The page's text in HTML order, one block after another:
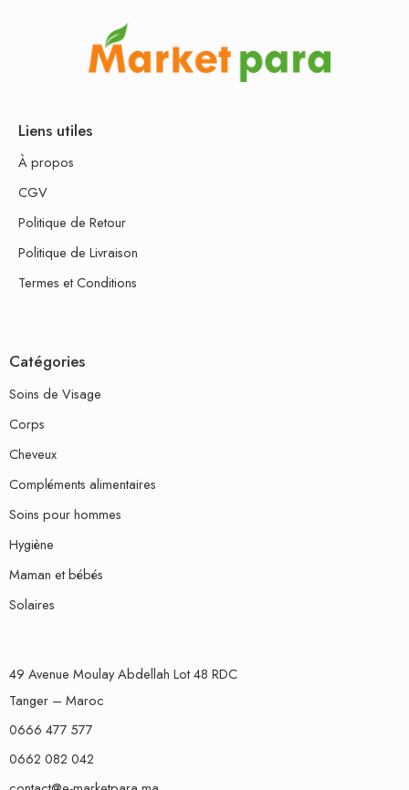
Liens utiles
À propos
CGV
Politique de Retour
Politique de Livraison
Termes et Conditions
Catégories
Soins de Visage
Corps
Cheveux
Compléments alimentaires
Soins pour hommes
Hygiène
Maman et bébés
Solaires
49 Avenue Moulay Abdellah Lot 48 RDC
Tanger – Maroc
0666 477 577
0662 082 042